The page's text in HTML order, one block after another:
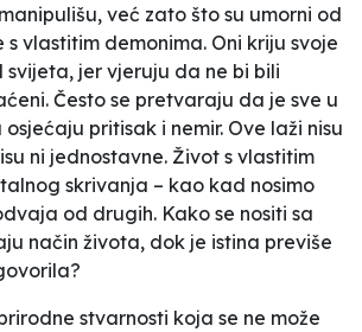
već zato što su umorni od
vlastitim demonima. Oni kriju svoje
svijeta, jer vjeruju da ne bi bili
Često se pretvaraju da je sve u
pritisak i nemir. Ove laži nisu
ni jednostavne. Život s vlastitim
skrivanja – kao kad nosimo
od drugih. Kako se nositi sa
način života, dok je istina previše
stvarnosti koja se ne može